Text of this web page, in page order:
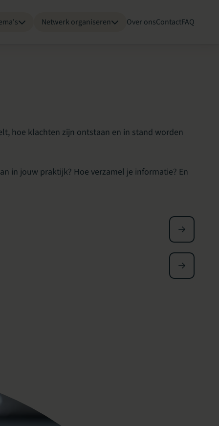
Netwerk organiseren Over onsContactFAQ
hoe klachten zijn ontstaan en in stand worden
in jouw praktijk? Hoe verzamel je informatie? En